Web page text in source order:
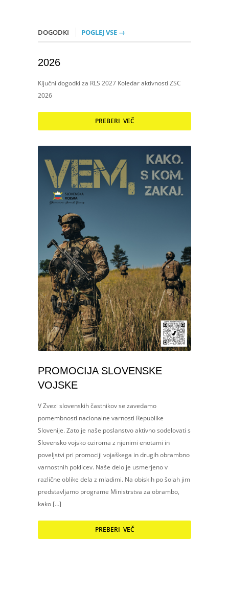
DOGODKI POGLEJ VSE →
2026
Ključni dogodki za RLS 2027 Koledar aktivnosti ZSC
2026
PREBERI VEČ
PROMOCIJA SLOVENSKE
VOJSKE
V Zvezi slovenskih častnikov se zavedamo
pomembnosti nacionalne varnosti Republike
Slovenije. Zato je naše poslanstvo aktivno sodelovati s
Slovensko vojsko oziroma z njenimi enotami in
poveljstvi pri promociji vojaškega in drugih obrambno
varnostnih poklicev. Naše delo je usmerjeno v
različne oblike dela z mladimi. Na obiskih po šolah jim
predstavljamo programe Ministrstva za obrambo,
kako […]
PREBERI VEČ